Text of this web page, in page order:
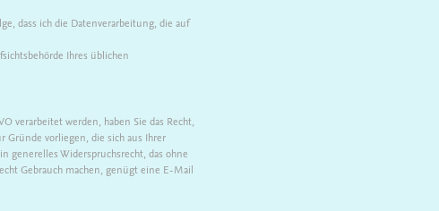
dass ich die Datenverarbeitung, die auf
Ihres üblichen
verarbeitet werden, haben Sie das Recht,
Gründe vorliegen, die sich aus Ihrer
generelles Widerspruchsrecht, das ohne
Gebrauch machen, genügt eine E-Mail